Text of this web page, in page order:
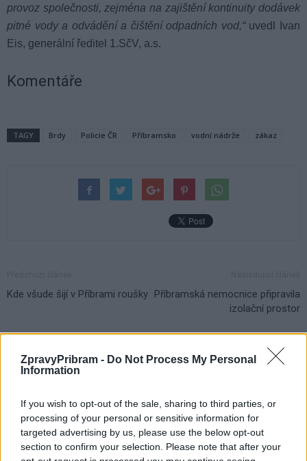
ZpravyPribram - Do Not Process My Personal
Information
If you wish to opt-out of the sale, sharing to third parties, or
processing of your personal or sensitive information for
targeted advertising by us, please use the below opt-out
section to confirm your selection. Please note that after your
provoz společnosti, zejména na zajištění kontinuity dodávek
pitné vody a odvádění a čištění odpadních vod,“uvedl Ivan
Eis, generální ředitel 1.SčV, a.s.
Komentáře
TAGY Brdy Policie ČR Příbramsko vodní nádrže zákaz
Kde všude šijí v Příbrami roušky Příbramská nemocnice připravila
izolační prostor
SOUVISEJÍCÍ ČLÁNKY
VÍCE OD AUTORA
Zpravodajství
Většina koupališť na Příbramsku nabízí
výborné podmínky. Horší voda je jen na
Živohošti